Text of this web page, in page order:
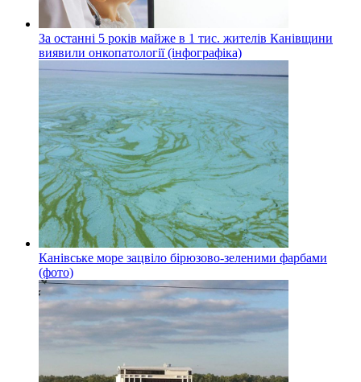
За останні 5 років майже в 1 тис. жителів Канівщини
виявили онкопатології (інфографіка)
Канівське море зацвіло бірюзово-зеленими фарбами
(фото)